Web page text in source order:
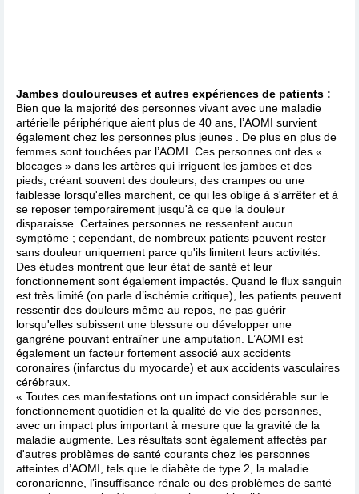
Jambes douloureuses et autres expériences de patients :
Bien que la majorité des personnes vivant avec une maladie
artérielle périphérique aient plus de 40 ans, l’AOMI survient
également chez les personnes plus jeunes . De plus en plus de
femmes sont touchées par l’AOMI. Ces personnes ont des «
blocages » dans les artères qui irriguent les jambes et des
pieds, créant souvent des douleurs, des crampes ou une
faiblesse lorsqu'elles marchent, ce qui les oblige à s'arrêter et à
se reposer temporairement jusqu'à ce que la douleur
disparaisse. Certaines personnes ne ressentent aucun
symptôme ; cependant, de nombreux patients peuvent rester
sans douleur uniquement parce qu'ils limitent leurs activités.
Des études montrent que leur état de santé et leur
fonctionnement sont également impactés. Quand le flux sanguin
est très limité (on parle d’ischémie critique), les patients peuvent
ressentir des douleurs même au repos, ne pas guérir
lorsqu'elles subissent une blessure ou développer une
gangrène pouvant entraîner une amputation. L’AOMI est
également un facteur fortement associé aux accidents
coronaires (infarctus du myocarde) et aux accidents vasculaires
cérébraux.
« Toutes ces manifestations ont un impact considérable sur le
fonctionnement quotidien et la qualité de vie des personnes,
avec un impact plus important à mesure que la gravité de la
maladie augmente. Les résultats sont également affectés par
d'autres problèmes de santé courants chez les personnes
atteintes d’AOMI, tels que le diabète de type 2, la maladie
coronarienne, l’insuffisance rénale ou des problèmes de santé